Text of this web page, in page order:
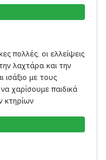
πολλές, οι ελλείψεις
λαχτάρα και την
ισάξιο με τους
χαρίσουμε παιδικά
κτηρίων